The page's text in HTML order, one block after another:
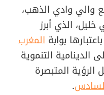
والي وادي الذهب،
الذي أبرز
بوابة المغرب
الدينامية التنموية
المتبصرة
.